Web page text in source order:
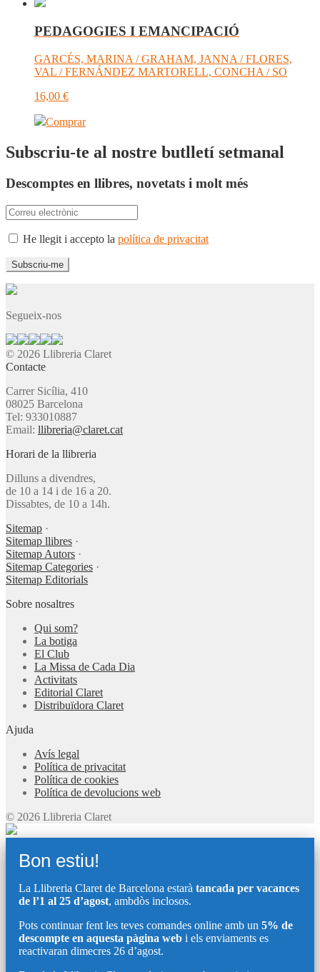
PEDAGOGIES I EMANCIPACIÓ
GARCÉS, MARINA / GRAHAM, JANNA / FLORES,
VAL / FERNÁNDEZ MARTORELL, CONCHA / SO
16,00 €
Comprar
Subscriu-te al nostre butlletí setmanal
Descomptes en llibres, novetats i molt més
He llegit i accepto la política de privacitat
Segueix-nos
© 2026 Llibreria Claret
Contacte
Carrer Sicília, 410
08025 Barcelona
Tel: 933010887
Email: llibreria@claret.cat
Horari de la llibreria
Dilluns a divendres,
de 10 a 14 i de 16 a 20.
Dissabtes, de 10 a 14h.
Sitemap ·
Sitemap llibres ·
Sitemap Autors ·
Sitemap Categories ·
Sitemap Editorials
Sobre nosaltres
Qui som?
La botiga
El Club
La Missa de Cada Dia
Activitats
Editorial Claret
Distribuïdora Claret
Ajuda
Avís legal
Política de privacitat
Política de cookies
Política de devolucions web
© 2026 Llibreria Claret
Bon estiu!
La Llibreria Claret de Barcelona estarà tancada per vacances
de l’1 al 25 d’agost, ambdòs inclosos.
Pots continuar fent les teves comandes online amb un 5% de
descompte en aquesta pàgina web i els enviaments es
reactivaran dimecres 26 d’agost.